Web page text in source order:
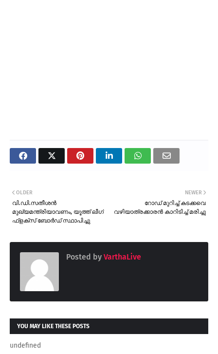
NEWER
റോഡ് മുറിച്ച് കടക്കവെ
വഴിയാത്രക്കാരൻ കാറിടിച്ച് മരിച്ചു
OLDER
വി.ഡി.സതീശൻ
മുഖ്യമന്ത്രിയാവണം, യൂത്ത് ലീഗ്
ഫ്ളക്സ് ബോർഡ് സ്ഥാപിച്ചു
Posted by VarthaLive
YOU MAY LIKE THESE POSTS
undefined